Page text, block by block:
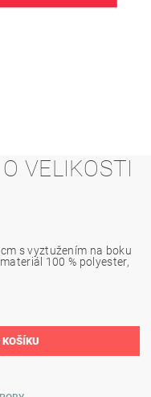
VELIKOSTI
s vyztužením na boku
100 % polyester,